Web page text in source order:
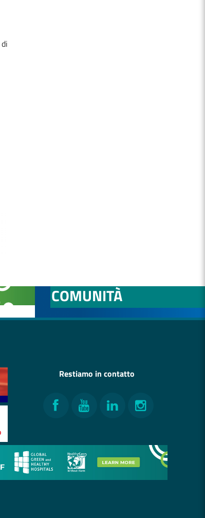
di
COMUNITÀ
Restiamo in contatto
Facebook
YouTubeLinkedInInstagram